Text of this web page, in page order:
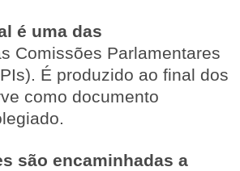
é uma das
Comissões Parlamentares
É produzido ao final dos
como documento
são encaminhadas a